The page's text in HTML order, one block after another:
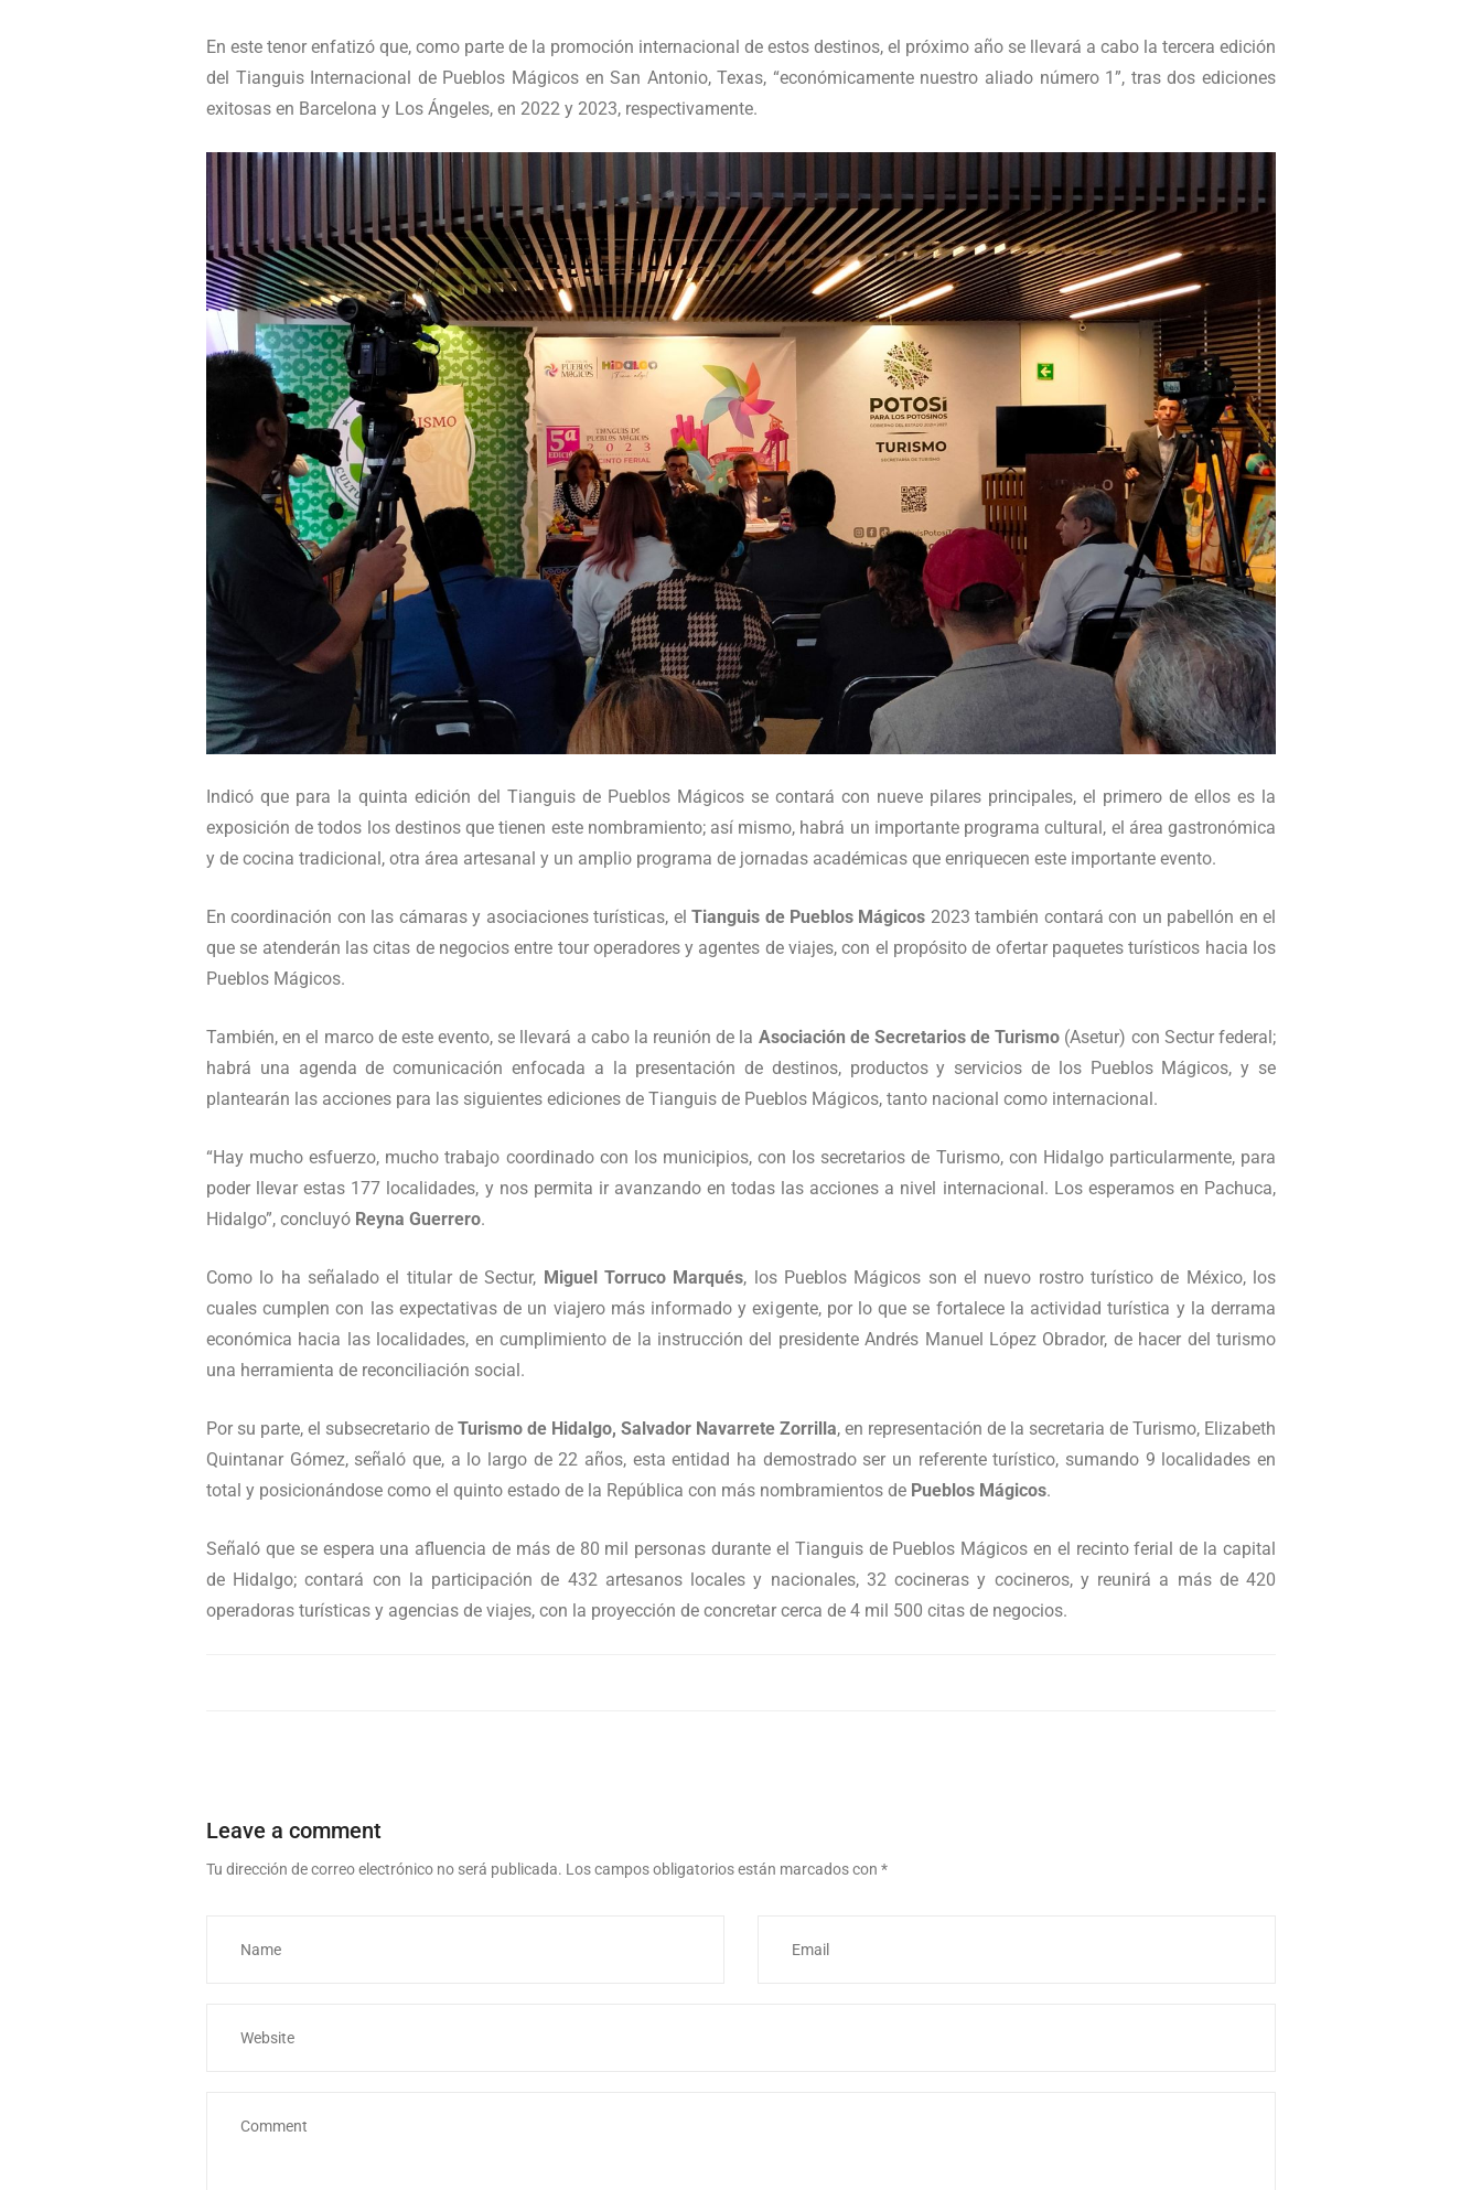
En este tenor enfatizó que, como parte de la promoción internacional de estos destinos, el próximo año se llevará a cabo la tercera edición
del Tianguis Internacional de Pueblos Mágicos en San Antonio, Texas, “económicamente nuestro aliado número 1”, tras dos ediciones
exitosas en Barcelona y Los Ángeles, en 2022 y 2023, respectivamente.
Indicó que para la quinta edición del Tianguis de Pueblos Mágicos se contará con nueve pilares principales, el primero de ellos es la
exposición de todos los destinos que tienen este nombramiento; así mismo, habrá un importante programa cultural, el área gastronómica
y de cocina tradicional, otra área artesanal y un amplio programa de jornadas académicas que enriquecen este importante evento.
En coordinación con las cámaras y asociaciones turísticas, elTianguis de Pueblos Mágicos 2023 también contará con un pabellón en el
que se atenderán las citas de negocios entre tour operadores y agentes de viajes, con el propósito de ofertar paquetes turísticos hacia los
Pueblos Mágicos.
También, en el marco de este evento, se llevará a cabo la reunión de la Asociación de Secretarios de Turismo (Asetur) con Sectur federal;
habrá una agenda de comunicación enfocada a la presentación de destinos, productos y servicios de los Pueblos Mágicos, y se
plantearán las acciones para las siguientes ediciones de Tianguis de Pueblos Mágicos, tanto nacional como internacional.
“Hay mucho esfuerzo, mucho trabajo coordinado con los municipios, con los secretarios de Turismo, con Hidalgo particularmente, para
poder llevar estas 177 localidades, y nos permita ir avanzando en todas las acciones a nivel internacional. Los esperamos en Pachuca,
Hidalgo”, concluyó Reyna Guerrero.
Como lo ha señalado el titular de Sectur, Miguel Torruco Marqués, los Pueblos Mágicos son el nuevo rostro turístico de México, los
cuales cumplen con las expectativas de un viajero más informado y exigente, por lo que se fortalece la actividad turística y la derrama
económica hacia las localidades, en cumplimiento de la instrucción del presidente Andrés Manuel López Obrador, de hacer del turismo
una herramienta de reconciliación social.
Por su parte, el subsecretario de Turismo de Hidalgo, Salvador Navarrete Zorrilla, en representación de la secretaria de Turismo, Elizabeth
Quintanar Gómez, señaló que, a lo largo de 22 años, esta entidad ha demostrado ser un referente turístico, sumando 9 localidades en
total y posicionándose como el quinto estado de la República con más nombramientos de Pueblos Mágicos.
Señaló que se espera una afluencia de más de 80 mil personas durante el Tianguis de Pueblos Mágicos en el recinto ferial de la capital
de Hidalgo; contará con la participación de 432 artesanos locales y nacionales, 32 cocineras y cocineros, y reunirá a más de 420
operadoras turísticas y agencias de viajes, con la proyección de concretar cerca de 4 mil 500 citas de negocios.
Leave a comment
Tu dirección de correo electrónico no será publicada. Los campos obligatorios están marcados con *